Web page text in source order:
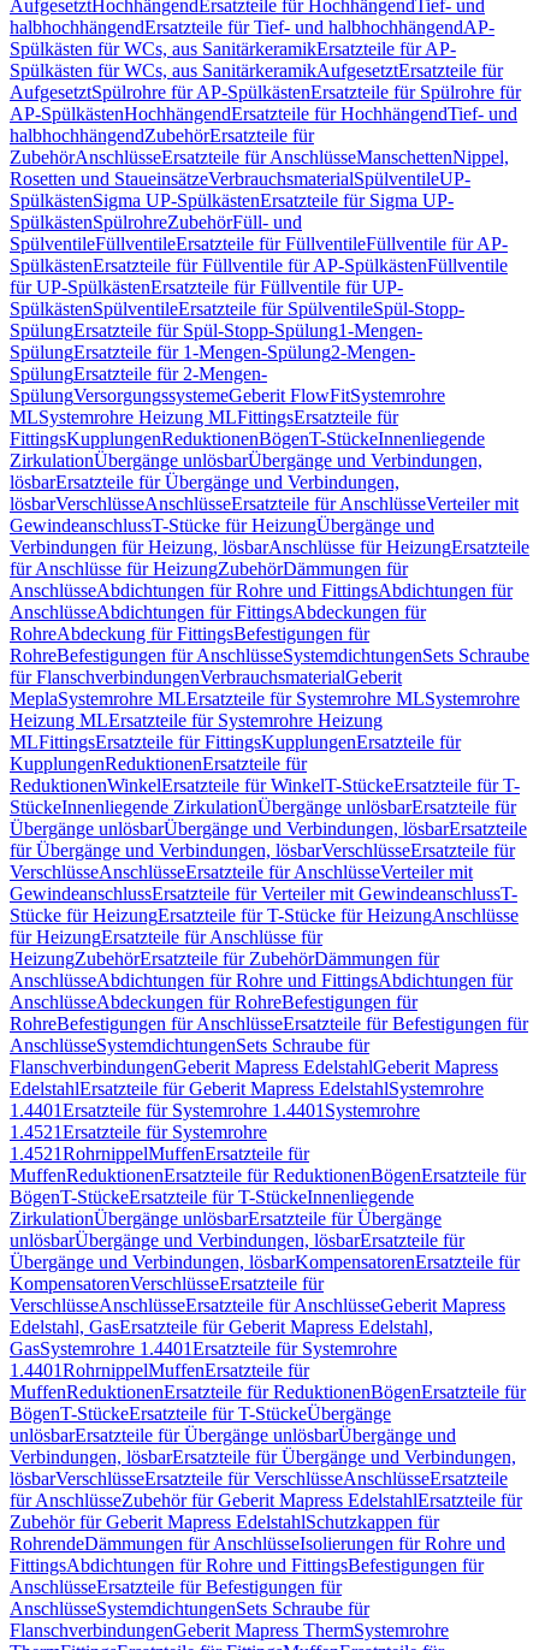
AufgesetztHochhängendErsatzteile für HochhängendTief- und
halbhochhängendErsatzteile für Tief- und halbhochhängendAP-
Spülkästen für WCs, aus SanitärkeramikErsatzteile für AP-
Spülkästen für WCs, aus SanitärkeramikAufgesetztErsatzteile für
AufgesetztSpülrohre für AP-SpülkästenErsatzteile für Spülrohre für
AP-SpülkästenHochhängendErsatzteile für HochhängendTief- und
halbhochhängendZubehörErsatzteile für
ZubehörAnschlüsseErsatzteile für AnschlüsseManschettenNippel,
Rosetten und StaueinsätzeVerbrauchsmaterialSpülventileUP-
SpülkästenSigma UP-SpülkästenErsatzteile für Sigma UP-
SpülkästenSpülrohreZubehörFüll- und
SpülventileFüllventileErsatzteile für FüllventileFüllventile für AP-
SpülkästenErsatzteile für Füllventile für AP-SpülkästenFüllventile
für UP-SpülkästenErsatzteile für Füllventile für UP-
SpülkästenSpülventileErsatzteile für SpülventileSpül-Stopp-
SpülungErsatzteile für Spül-Stopp-Spülung1-Mengen-
SpülungErsatzteile für 1-Mengen-Spülung2-Mengen-
SpülungErsatzteile für 2-Mengen-
SpülungVersorgungssystemeGeberit FlowFitSystemrohre
MLSystemrohre Heizung MLFittingsErsatzteile für
FittingsKupplungenReduktionenBögenT-StückeInnenliegende
ZirkulationÜbergänge unlösbarÜbergänge und Verbindungen,
lösbarErsatzteile für Übergänge und Verbindungen,
lösbarVerschlüsseAnschlüsseErsatzteile für AnschlüsseVerteiler mit
GewindeanschlussT-Stücke für HeizungÜbergänge und
Verbindungen für Heizung, lösbarAnschlüsse für HeizungErsatzteile
für Anschlüsse für HeizungZubehörDämmungen für
AnschlüsseAbdichtungen für Rohre und FittingsAbdichtungen für
AnschlüsseAbdichtungen für FittingsAbdeckungen für
RohreAbdeckung für FittingsBefestigungen für
RohreBefestigungen für AnschlüsseSystemdichtungenSets Schraube
für FlanschverbindungenVerbrauchsmaterialGeberit
MeplaSystemrohre MLErsatzteile für Systemrohre MLSystemrohre
Heizung MLErsatzteile für Systemrohre Heizung
MLFittingsErsatzteile für FittingsKupplungenErsatzteile für
KupplungenReduktionenErsatzteile für
ReduktionenWinkelErsatzteile für WinkelT-StückeErsatzteile für T-
StückeInnenliegende ZirkulationÜbergänge unlösbarErsatzteile für
Übergänge unlösbarÜbergänge und Verbindungen, lösbarErsatzteile
für Übergänge und Verbindungen, lösbarVerschlüsseErsatzteile für
VerschlüsseAnschlüsseErsatzteile für AnschlüsseVerteiler mit
GewindeanschlussErsatzteile für Verteiler mit GewindeanschlussT-
Stücke für HeizungErsatzteile für T-Stücke für HeizungAnschlüsse
für HeizungErsatzteile für Anschlüsse für
HeizungZubehörErsatzteile für ZubehörDämmungen für
AnschlüsseAbdichtungen für Rohre und FittingsAbdichtungen für
AnschlüsseAbdeckungen für RohreBefestigungen für
RohreBefestigungen für AnschlüsseErsatzteile für Befestigungen für
AnschlüsseSystemdichtungenSets Schraube für
FlanschverbindungenGeberit Mapress EdelstahlGeberit Mapress
EdelstahlErsatzteile für Geberit Mapress EdelstahlSystemrohre
1.4401Ersatzteile für Systemrohre 1.4401 Systemrohre
1.4521Ersatzteile für Systemrohre
1.4521RohrnippelMuffenErsatzteile für
MuffenReduktionenErsatzteile für ReduktionenBögenErsatzteile für
BögenT-StückeErsatzteile für T-StückeInnenliegende
ZirkulationÜbergänge unlösbarErsatzteile für Übergänge
unlösbarÜbergänge und Verbindungen, lösbarErsatzteile für
Übergänge und Verbindungen, lösbarKompensatorenErsatzteile für
KompensatorenVerschlüsseErsatzteile für
VerschlüsseAnschlüsseErsatzteile für AnschlüsseGeberit Mapress
Edelstahl, GasErsatzteile für Geberit Mapress Edelstahl,
GasSystemrohre 1.4401Ersatzteile für Systemrohre
1.4401RohrnippelMuffenErsatzteile für
MuffenReduktionenErsatzteile für ReduktionenBögenErsatzteile für
BögenT-StückeErsatzteile für T-StückeÜbergänge
unlösbarErsatzteile für Übergänge unlösbarÜbergänge und
Verbindungen, lösbarErsatzteile für Übergänge und Verbindungen,
lösbarVerschlüsseErsatzteile für VerschlüsseAnschlüsseErsatzteile
für AnschlüsseZubehör für Geberit Mapress EdelstahlErsatzteile für
Zubehör für Geberit Mapress EdelstahlSchutzkappen für
RohrendeDämmungen für AnschlüsseIsolierungen für Rohre und
FittingsAbdichtungen für Rohre und FittingsBefestigungen für
AnschlüsseErsatzteile für Befestigungen für
AnschlüsseSystemdichtungenSets Schraube für
FlanschverbindungenGeberit Mapress ThermSystemrohre